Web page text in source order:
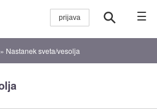
☰
» Nastanek sveta/vesolja